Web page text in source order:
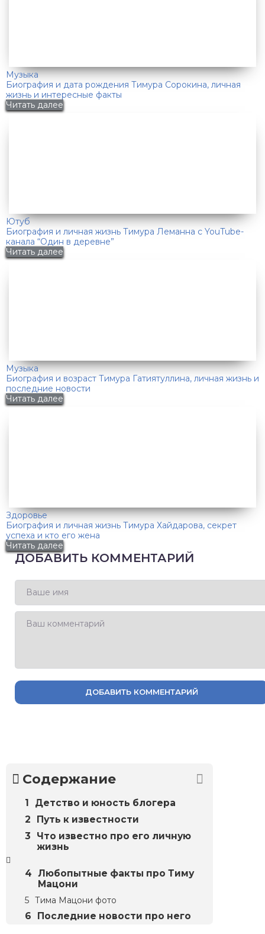
Музыка
Биография и дата рождения Тимура Сорокина, личная
жизнь и интересные факты
Читать далее
Ютуб
Биография и личная жизнь Тимура Леманна с YouTube-
канала “Один в деревне”
Читать далее
Музыка
Биография и возраст Тимура Гатиятуллина, личная жизнь и
последние новости
Читать далее
Здоровье
Биография и личная жизнь Тимура Хайдарова, секрет
успеха и кто его жена
Читать далее
ДОБАВИТЬ КОММЕНТАРИЙ
ДОБАВИТЬ КОММЕНТАРИЙ
Содержание
Детство и юность блогера
Путь к известности
Что известно про его личную
жизнь
Любопытные факты про Тиму
Мацони
Тима Мацони фото
Последние новости про него